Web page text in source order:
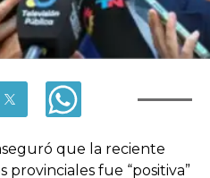
que la reciente
fue “positiva”